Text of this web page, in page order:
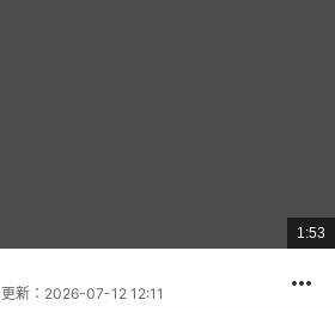
總
共
1:53
更新： 2026-07-12 12:11